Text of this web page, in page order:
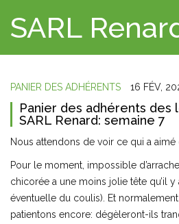
SARL
PANIER DES ADHÉRENTS 16 FÉV,
Panier des adhérents des
SARL Renard: semaine 7
Nous attendons de voir ce qui a aimé
Pour le moment, impossible
chicorée a une moins jolie tête qu’il y
éventuelle du coulis). Et normalement
patientons encore: dégèleront-ils